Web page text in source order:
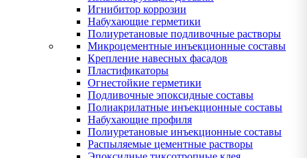
Игнибитор коррозии
Набухающие герметики
Полиуретановые подливочные растворы
Микроцементные инъекционные составы
Крепление навесных фасадов
Пластификаторы
Огнестойкие герметики
Подливочные эпоксидные составы
Полиакрилатные инъекционные составы
Набухающие профиля
Полиуретановые инъекционные составы
Распыляемые цементные растворы